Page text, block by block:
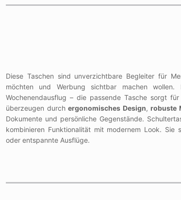
Diese Taschen sind unverzichtbare Begleiter für
möchten und Werbung sichtbar machen
Wochenendausflug – die passende Tasche sorgt
überzeugen durch ergonomisches Design, robuste
Dokumente und persönliche Gegenstände.
kombinieren Funktionalität mit modernem Look. Sie
oder entspannte Ausflüge.